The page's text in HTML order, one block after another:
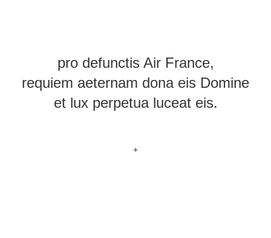
pro defunctis Air France,
requiem aeternam dona eis Domine
et lux perpetua luceat eis.
+